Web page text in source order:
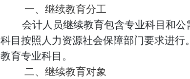
一、继续教育分工
会计人员继续教育包含专业科目和
科目按照人力资源社会保障部门要求进
教育专业科目。
二、继续教育对象